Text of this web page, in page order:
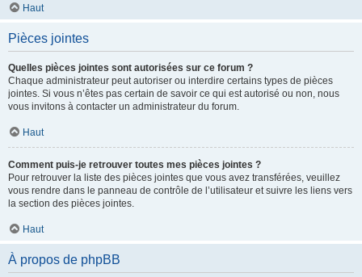
Haut
Pièces jointes
Quelles pièces jointes sont autorisées sur ce forum ?
Chaque administrateur peut autoriser ou interdire certains types de pièces
jointes. Si vous n’êtes pas certain de savoir ce qui est autorisé ou non, nous
vous invitons à contacter un administrateur du forum.
Haut
Comment puis-je retrouver toutes mes pièces jointes ?
Pour retrouver la liste des pièces jointes que vous avez transférées, veuillez
vous rendre dans le panneau de contrôle de l’utilisateur et suivre les liens vers
la section des pièces jointes.
Haut
À propos de phpBB